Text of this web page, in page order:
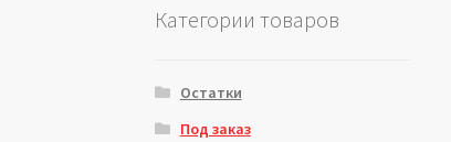
Категории товаров
Остатки
Под заказ